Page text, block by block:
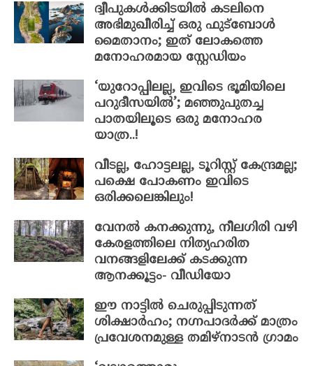
ദ്വീപുകൾക്കിടയിൽ കടലിനെ
അഭിമുഖീരിച്ച് ഒരു ഫുട്ബോൾ
മൈതാനം; ഇത് ലോകത്തെ
മനോഹരമായ സ്റ്റേഡിയം
‘യുറോപ്പിലല്ല, ഇവിടെ ഭൂമിയിലെ
പറുദീസയിൽ’; മഞ്ഞുപുതച്ച
പാതയിലൂടെ ഒരു മനോഹര
യാത്ര..!
വീടല്ല, ഹോട്ടലല്ല, ടൂറിസ്റ്റ് കേന്ദ്രമല്ല;
പക്ഷെ പോകണം ഇവിടെ
ഒരിക്കലെങ്കിലും!
വേനൽ കനക്കുന്നു, നീലഗിരി വഴി
കേരളത്തിലെ നിത്യഹരിത
വനങ്ങളിലേക്ക് കടക്കുന്ന
ആനക്കൂട്ടം- വീഡിയോ
ഈ നാട്ടിൽ ചെരുപ്പിടുന്നത്
ശിക്ഷാർഹം; നഗ്നപാദർക്ക് മാത്രം
പ്രവേശനമുള്ള തമിഴ്‌നാടൻ ഗ്രാമം